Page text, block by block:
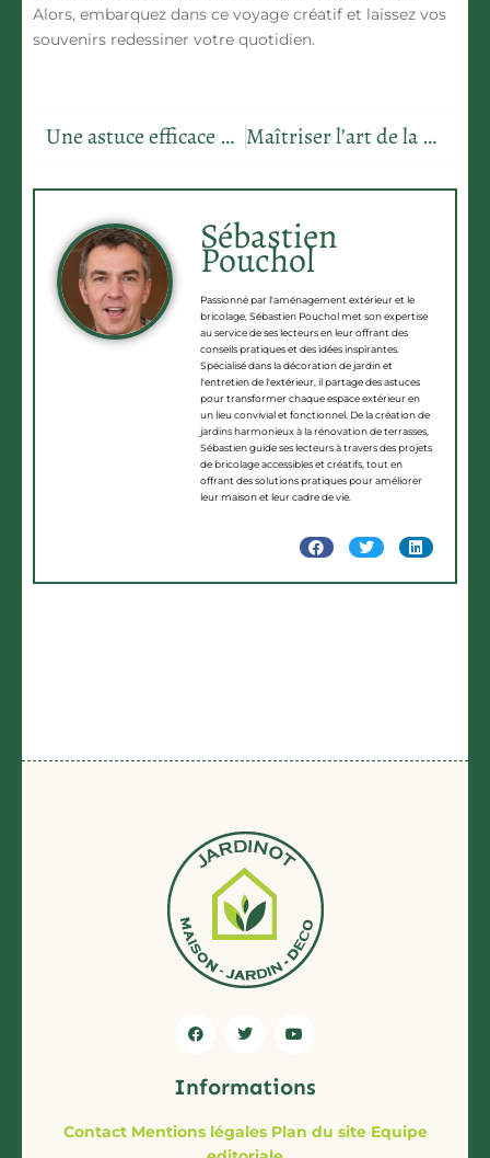
Alors, embarquez dans ce voyage créatif et laissez vos
souvenirs redessiner votre quotidien.
Une astuce efficace pour un lave-vaisselle impeccable et sans produits chimiques Maîtriser l’art de la distillation fruitée à la maison : astuce et passion
Sébastien
Pouchol
Passionné par l'aménagement extérieur et le
bricolage, Sébastien Pouchol met son expertise
au service de ses lecteurs en leur offrant des
conseils pratiques et des idées inspirantes.
Spécialisé dans la décoration de jardin et
l'entretien de l'extérieur, il partage des astuces
pour transformer chaque espace extérieur en
un lieu convivial et fonctionnel. De la création de
jardins harmonieux à la rénovation de terrasses,
Sébastien guide ses lecteurs à travers des projets
de bricolage accessibles et créatifs, tout en
offrant des solutions pratiques pour améliorer
leur maison et leur cadre de vie.
Informations
Contact Mentions légales Plan du site Equipe